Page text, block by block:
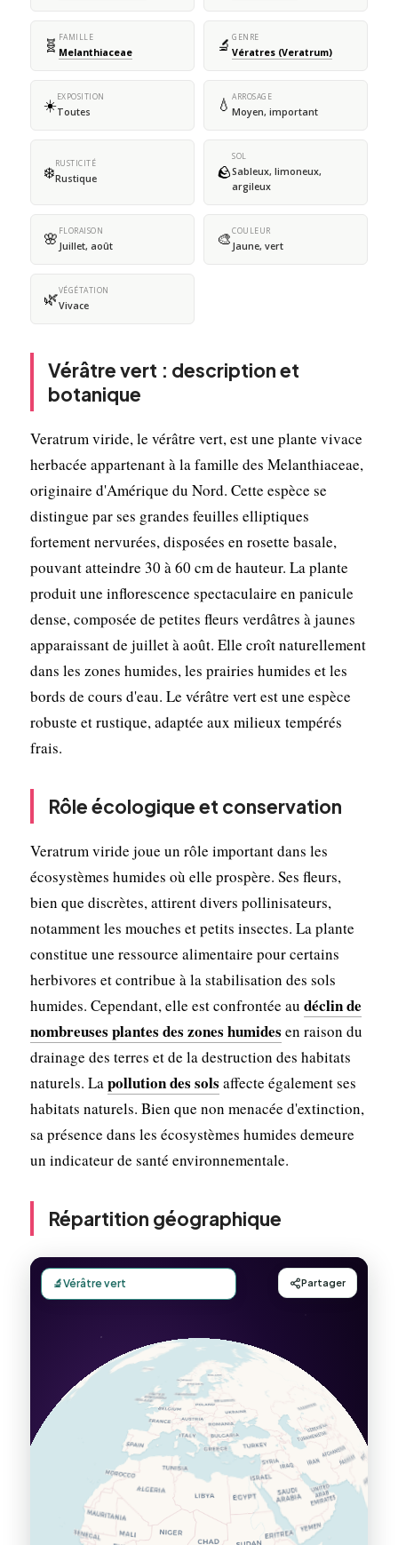
🧬 FAMILLE
Melanthiaceae 🔬 GENRE
Vératres (Veratrum)
☀️EXPOSITION
Toutes 💧 ARROSAGE
Moyen, important
❄️RUSTICITÉ
Rustique 🪨
SOL
Sableux, limoneux,
argileux
🌸 FLORAISON
Juillet, août 🎨COULEUR
Jaune, vert
🌿VÉGÉTATION
Vivace
Vérâtre vert : description et
botanique
Veratrum viride, le vérâtre vert, est une plante vivace
herbacée appartenant à la famille des Melanthiaceae,
originaire d'Amérique du Nord. Cette espèce se
distingue par ses grandes feuilles elliptiques
fortement nervurées, disposées en rosette basale,
pouvant atteindre 30 à 60 cm de hauteur. La plante
produit une inflorescence spectaculaire en panicule
dense, composée de petites fleurs verdâtres à jaunes
apparaissant de juillet à août. Elle croît naturellement
dans les zones humides, les prairies humides et les
bords de cours d'eau. Le vérâtre vert est une espèce
robuste et rustique, adaptée aux milieux tempérés
frais.
Rôle écologique et conservation
Veratrum viride joue un rôle important dans les
écosystèmes humides où elle prospère. Ses fleurs,
bien que discrètes, attirent divers pollinisateurs,
notamment les mouches et petits insectes. La plante
constitue une ressource alimentaire pour certains
herbivores et contribue à la stabilisation des sols
humides. Cependant, elle est confrontée au déclin de
nombreuses plantes des zones humides en raison du
drainage des terres et de la destruction des habitats
naturels. Lapollution des sols affecte également ses
habitats naturels. Bien que non menacée d'extinction,
sa présence dans les écosystèmes humides demeure
un indicateur de santé environnementale.
Répartition géographique